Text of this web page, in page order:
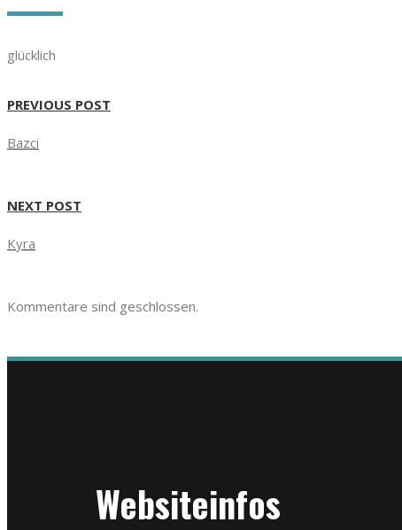
glücklich
PREVIOUS POST
Bazci
NEXT POST
Kyra
Kommentare sind geschlossen.
Websiteinfos